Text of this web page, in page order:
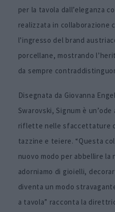
per la tavola dall’eleganza
realizzata in collaborazione
l’ingresso del brand
porcellane, mostrando
da sempre
Disegnata da Giovanna
Swarovski, Signum è
riflette nelle sfaccettature
tazzine e teiere. “Questa
nuovo modo per abbellire la
adorniamo di gioielli,
diventa un modo
a tavola” racconta la